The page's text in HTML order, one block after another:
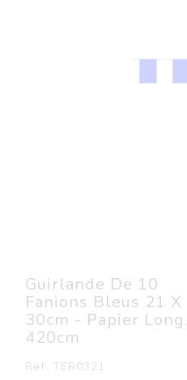
Guirlande De 10
Fanions Bleus 21 X
30cm - Papier Long.
420cm
Réf: TER0321